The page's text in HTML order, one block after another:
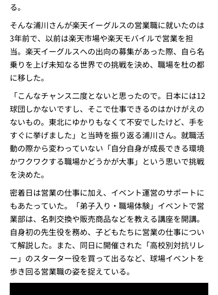
る。
そんな浦川さんが楽天イーグルスの営業職に就いたのは
3年前で、以前は楽天市場や楽天モバイルで営業を担
当。楽天イーグルスへの出向の募集があった際、自ら名
乗りを上げ未知なる世界での挑戦を決め、職場を杜の都
に移した。
「こんなチャンス二度とないと思ったので。日本には12
球団しかないですし、そこで仕事できるのはかけがえの
ないもの。東北にゆかりもなくて不安でしたけど、手を
すぐに挙げました」と当時を振り返る浦川さん。就職活
動の際から変わっていない「自分自身が成長できる環境
かワクワクする職場かどうかが大事」という思いで挑戦
を決めた。
密着日は営業の仕事に加え、イベント運営のサポートに
もあたっていた。「弟子入り・職場体験」イベントで営
業部は、名刺交換や販売商品などを教える講座を開講。
自身初の先生役を務め、子どもたちに営業の仕事につい
て解説した。また、同日に開催された「高校別対抗リレ
ー」のスターター役を買って出るなど、球場イベントを
歩き回る営業職の姿を捉えている。